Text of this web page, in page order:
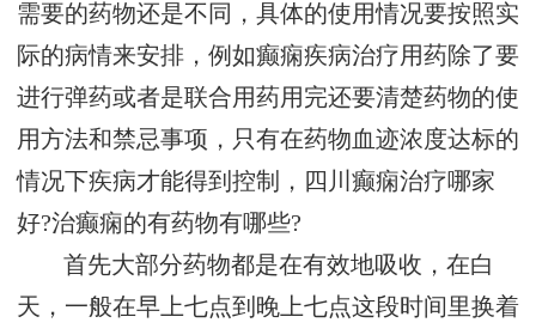
需要的药物还是不同，具体的使用情况要按照实
际的病情来安排，例如癫痫疾病治疗用药除了要
进行弹药或者是联合用药用完还要清楚药物的使
用方法和禁忌事项，只有在药物血迹浓度达标的
情况下疾病才能得到控制，四川癫痫治疗哪家
好?治癫痫的有药物有哪些?
首先大部分药物都是在有效地吸收，在白
天，一般在早上七点到晚上七点这段时间里换着